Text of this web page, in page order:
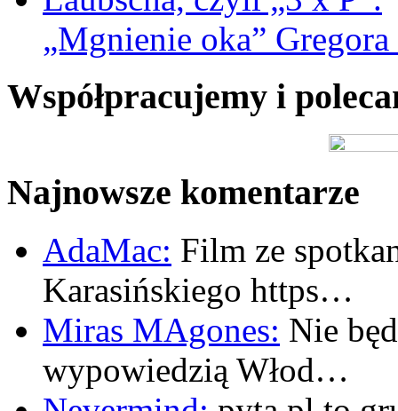
„Mgnienie oka”
Współpracujemy i
Najnowsze komentarze
AdaMac: Film ze
Karasińskiego https…
Miras MAgones: Nie
wypowiedzią Włod…